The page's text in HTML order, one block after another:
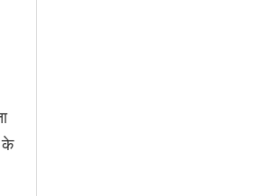
के